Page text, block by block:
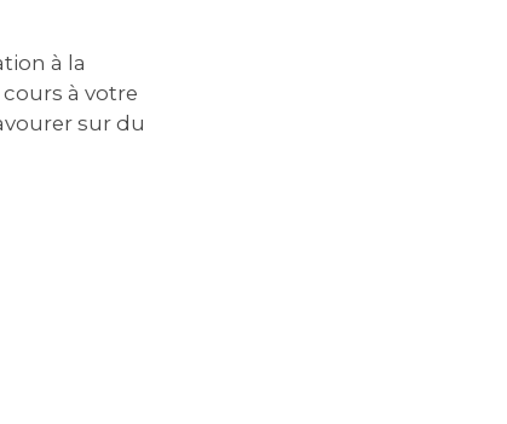
à la
à votre
sur du